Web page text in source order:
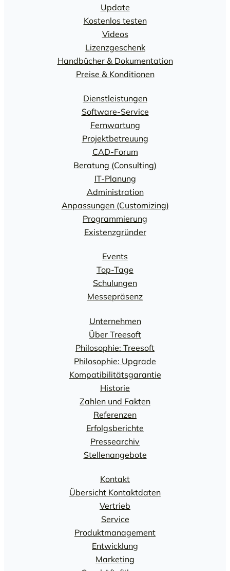
Update
Kostenlos testen
Videos
Lizenzgeschenk
Handbücher & Dokumentation
Preise & Konditionen
Dienstleistungen
Software-Service
Fernwartung
Projektbetreuung
CAD-Forum
Beratung (Consulting)
IT-Planung
Administration
Anpassungen (Customizing)
Programmierung
Existenzgründer
Events
Top-Tage
Schulungen
Messepräsenz
Unternehmen
Über Treesoft
Philosophie: Treesoft
Philosophie: Upgrade
Kompatibilitätsgarantie
Historie
Zahlen und Fakten
Referenzen
Erfolgsberichte
Pressearchiv
Stellenangebote
Kontakt
Übersicht Kontaktdaten
Vertrieb
Service
Produktmanagement
Entwicklung
Marketing